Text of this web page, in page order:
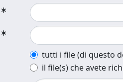
tutti i file (di questo
il file(s) che avete